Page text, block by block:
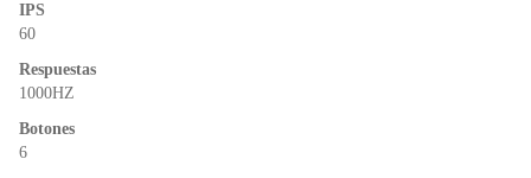
IPS
60
Respuestas
1000HZ
Botones
6